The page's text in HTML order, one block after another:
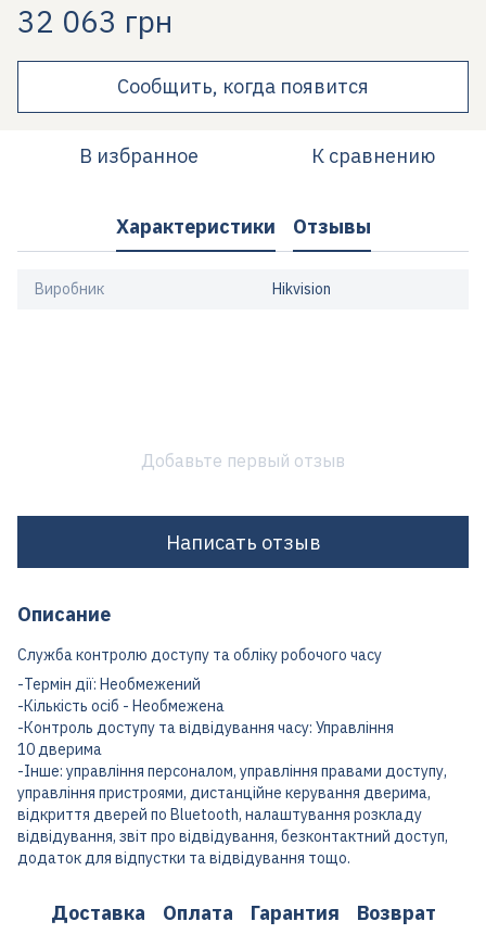
32 063 грн
Сообщить, когда появится
В избранное К сравнению
Характеристики Отзывы
Виробник Hikvision
Добавьте первый отзыв
Написать отзыв
Описание
Служба контролю доступу та обліку робочого часу
-Термін дії: Необмежений
-Кількість осіб - Необмежена
-Контроль доступу та відвідування часу: Управління
10 дверима
-Інше: управління персоналом, управління правами доступу,
управління пристроями, дистанційне керування дверима,
відкриття дверей по Bluetooth, налаштування розкладу
відвідування, звіт про відвідування, безконтактний доступ,
додаток для відпустки та відвідування тощо.
Доставка Оплата Гарантия Возврат